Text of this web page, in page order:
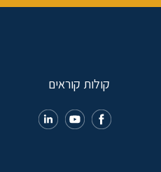
קולות קוראים